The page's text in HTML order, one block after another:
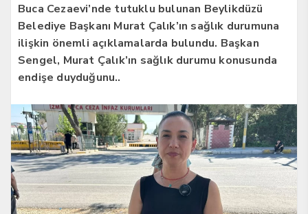
Buca Cezaevi’nde tutuklu bulunan Beylikdüzü
Belediye Başkanı Murat Çalık’ın sağlık durumuna
ilişkin önemli açıklamalarda bulundu. Başkan
Sengel, Murat Çalık’ın sağlık durumu konusunda
endişe duyduğunu..